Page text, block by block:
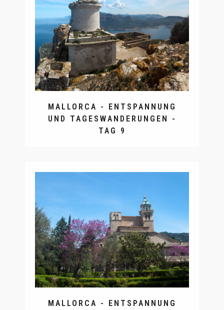
MALLORCA - ENTSPANNUNG
UND TAGESWANDERUNGEN -
TAG 9
MALLORCA - ENTSPANNUNG